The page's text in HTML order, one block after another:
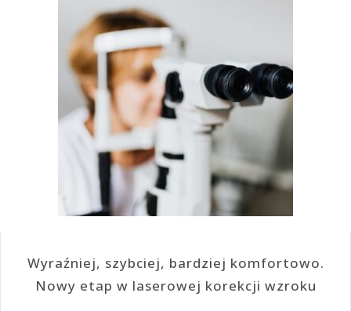
Wyraźniej, szybciej, bardziej komfortowo.
Nowy etap w laserowej korekcji wzroku